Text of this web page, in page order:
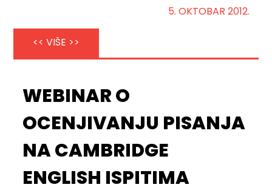
5. OKTOBAR 2012.
<< VIŠE >>
WEBINAR O
OCENJIVANJU PISANJA
NA CAMBRIDGE
ENGLISH ISPITIMA